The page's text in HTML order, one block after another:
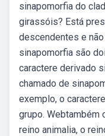
sinapomorfia do
girassóis? Está
descendentes e
sinapomorfia são
caractere derivado
chamado de
exemplo, o
grupo. Webtambém
reino animalia, o